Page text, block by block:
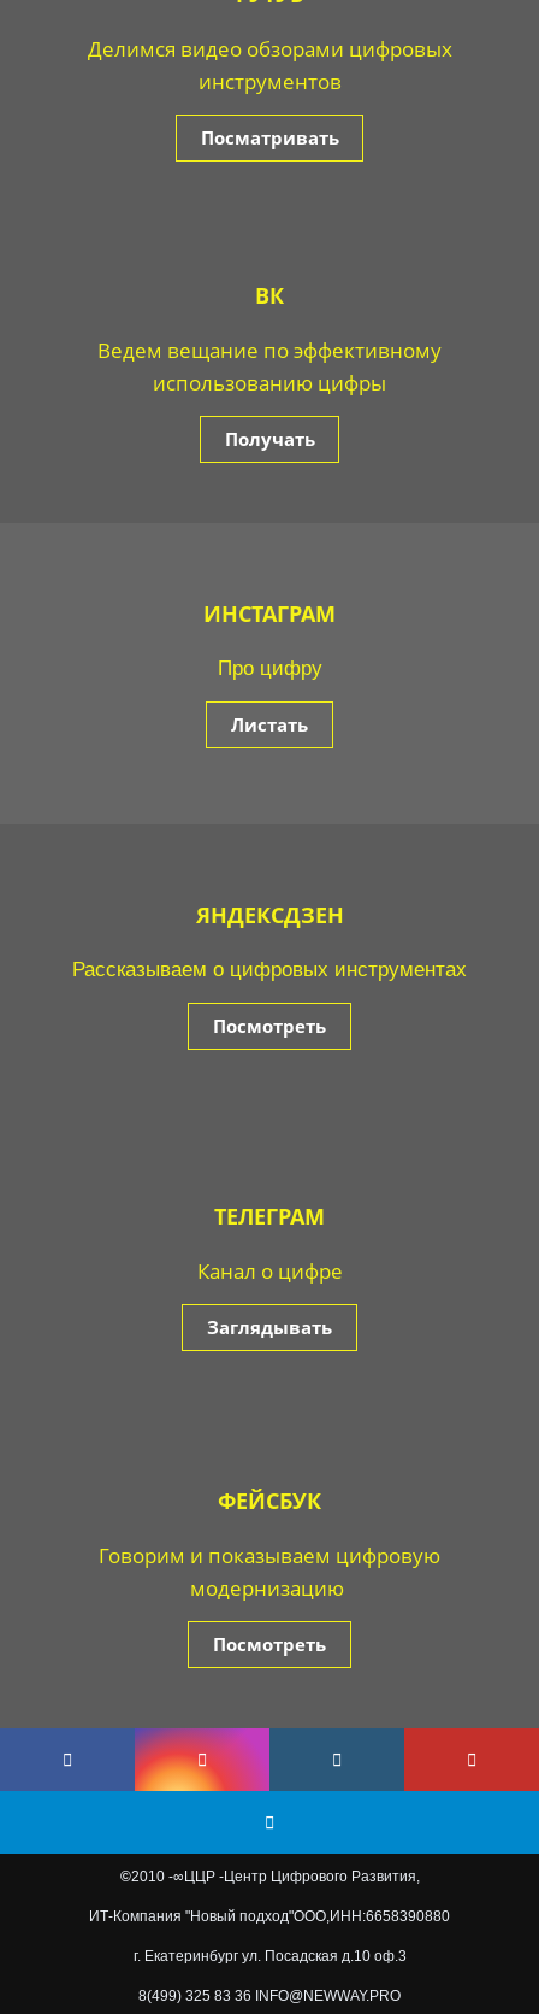
Делимся видео обзорами цифровых
инструментов
Посматривать
ВК
Ведем вещание по эффективному
использованию цифры
Получать
ИНСТАГРАМ
Про цифру
Листать
ЯНДЕКСДЗЕН
Рассказываем о цифровых инструментах
Посмотреть
ТЕЛЕГРАМ
Канал о цифре
Заглядывать
ФЕЙСБУК
Говорим и показываем цифровую
модернизацию
Посмотреть
©2010 -∞ЦЦР -Центр Цифрового Развития,
ИТ-Компания "Новый подход"ООО, ИНН:6658390880
г. Екатеринбург ул. Посадская д.10 оф.3
8(499) 325 83 36 INFO@NEWWAY.PRO